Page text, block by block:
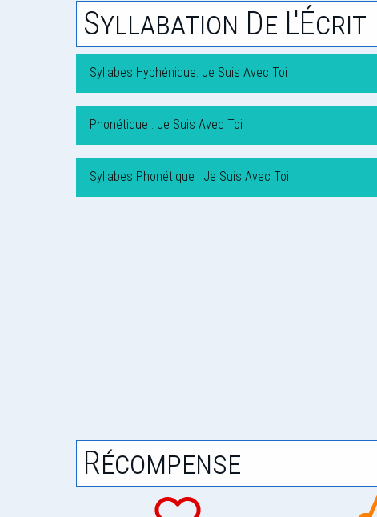
Syllabation De L'Écrit
Syllabes Hyphénique: Je Suis Avec Toi
Phonétique : Je Suis Avec Toi
Syllabes Phonétique : Je Suis Avec Toi
Récompense